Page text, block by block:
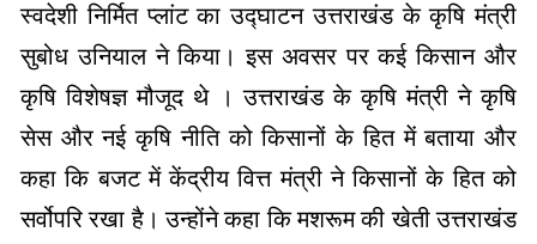
स्वदेशी निर्मित प्लांट का उद्घाटन उत्तराखंड के कृषि मंत्री
सुबोध उनियाल ने किया। इस अवसर पर कई किसान और
कृषि विशेषज्ञ मौजूद थे । उत्तराखंड के कृषि मंत्री ने कृषि
सेस और नई कृषि नीति को किसानों के हित में बताया और
कहा कि बजट में केंद्रीय वित्त मंत्री ने किसानों के हित को
सर्वोपरि रखा है। उन्होंने कहा कि मशरूम की खेती उत्तराखंड